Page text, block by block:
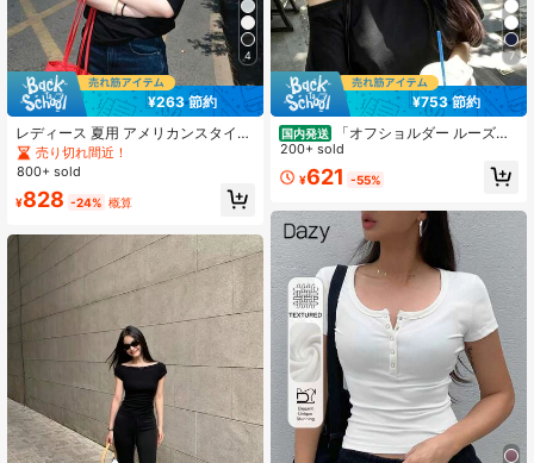
4
¥263 節約
レディース 夏用 アメリカンスタイル
オフショルダー 半袖 ニットTシャツ
刺繍ディテール付き、かわいいカジ
ストップス ブラック
売り切れ間近！
800+ sold
¥828 -24% 概算
7
¥753 節約
国内発送
「オフショルダー ルーズフ
ィット T シャツ 韓国風 シンプル無地
肌見せカジュアルトップス」
200+ sold
¥621 -55%